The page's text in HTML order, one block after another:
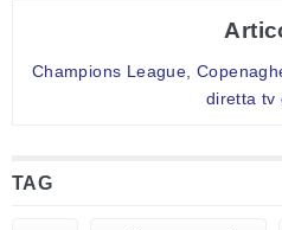
Champions League,
diretta tv
TAG